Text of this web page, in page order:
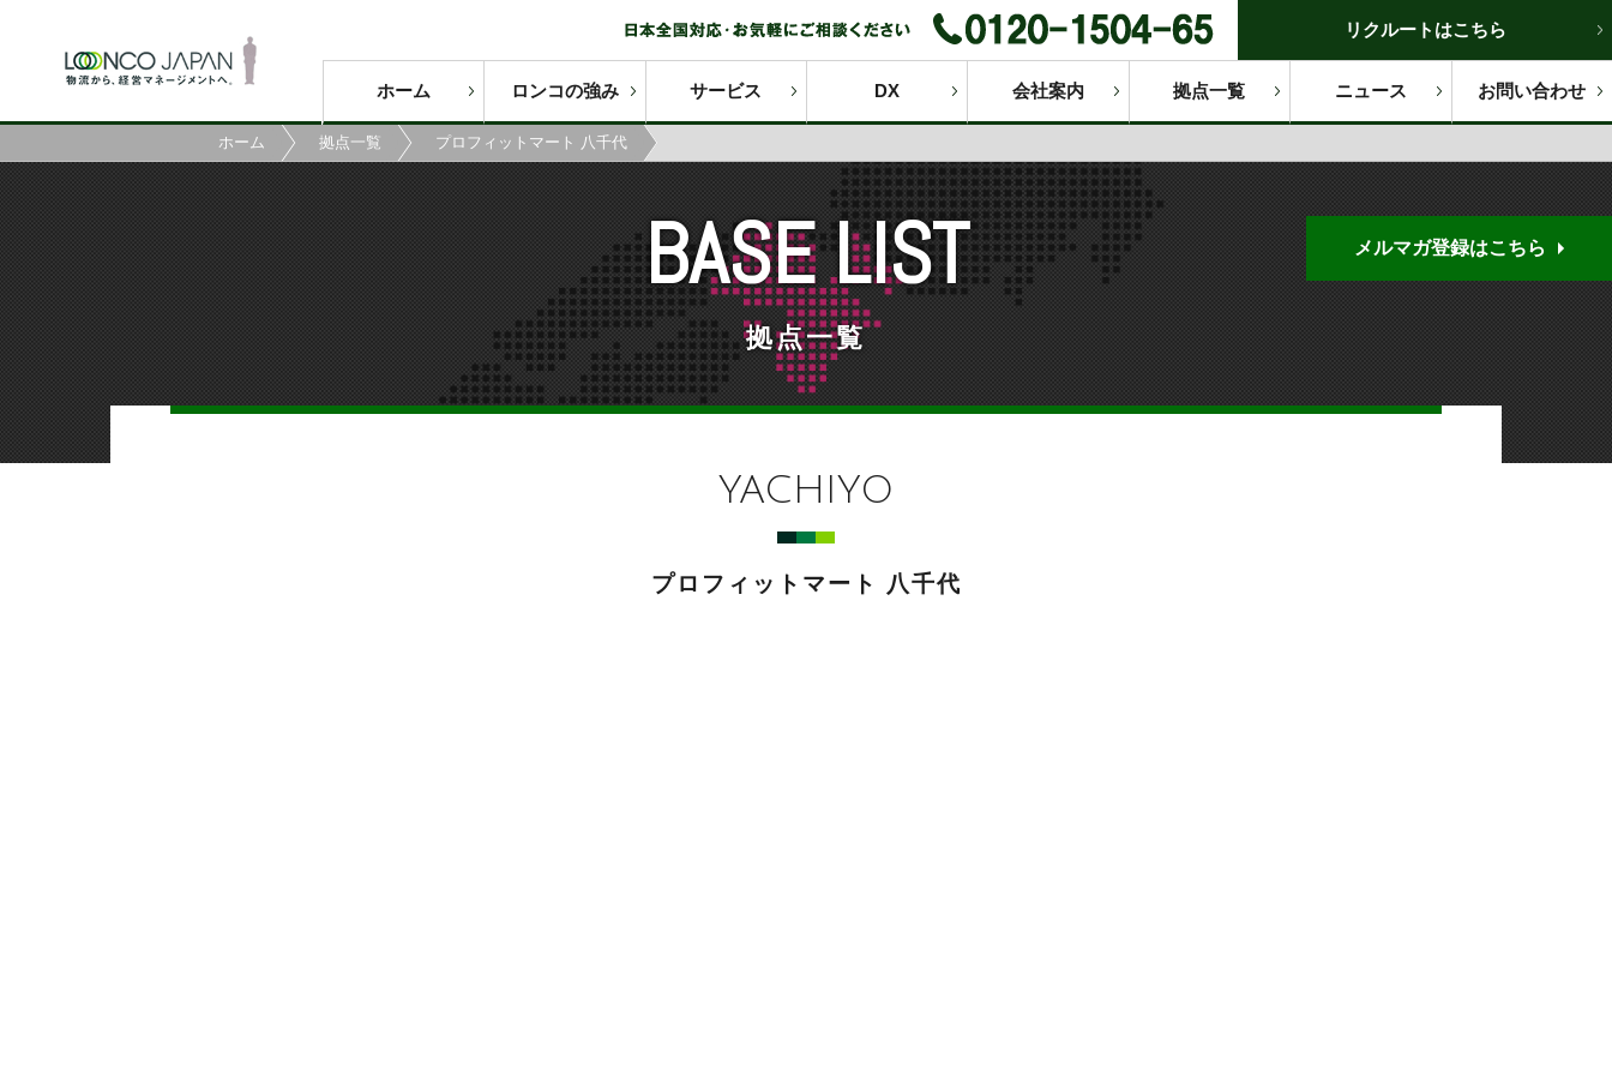
リクルートはこちら
ホーム ロンコの強み サービス DX 会社案内 拠点一覧 ニュース お問い合わせ
ホーム 拠点一覧 プロフィットマート 八千代
BASE LIST
拠点一覧
YACHIYO
プロフィットマート 八千代
メルマガ登録はこちら